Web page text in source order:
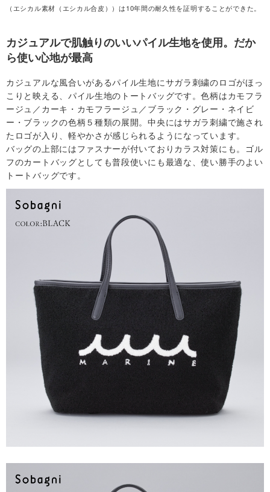
（エシカル素材（エシカル合皮））は10年間の耐久性を証明することができた。
カジュアルで肌触りのいいパイル生地を使用。だか
ら使い心地が最高
カジュアルな風合いがあるパイル生地にサガラ刺繍のロゴがほっ
こりと映える、パイル生地のトートバッグです。色柄はカモフラ
ージュ／カーキ・カモフラージュ／ブラック・グレー・ネイビ
ー・ブラックの色柄５種類の展開。中央にはサガラ刺繍で施され
たロゴが入り、軽やかさが感じられるようになっています。
バッグの上部にはファスナーが付いておりカラス対策にも。ゴル
フのカートバッグとしても普段使いにも最適な、使い勝手のよい
トートバッグです。